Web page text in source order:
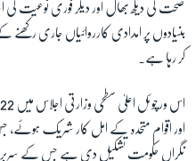
صحت کی دیکھ بھال اور دیگر فوری نوعیت
کر رہا ہے۔
اور اقوام متحدہ کے اہل کار شریک
نگراں حکومت تشکیل دی ہے جس کے سربراہ